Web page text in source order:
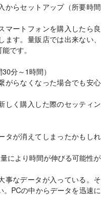
からセットアップ（所要時間
マートフォンを購入したら良
す。量販店では出来ない、
です。
分～1時間）
がらなくなった場合でも安心
しく購入した際のセッティン
タが消えてしまったかもしれ
により時間が伸びる可能性が
事なデータが入っている。そ
PCの中からデータを迅速に